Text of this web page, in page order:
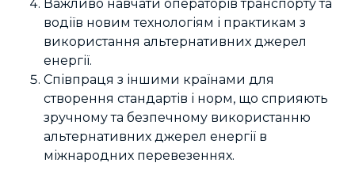
Важливо навчати операторів транспорту та
водіїв новим технологіям і практикам з
використання альтернативних джерел
енергії.
Співпраця з іншими країнами для
створення стандартів і норм, що сприяють
зручному та безпечному використанню
альтернативних джерел енергії в
міжнародних перевезеннях.